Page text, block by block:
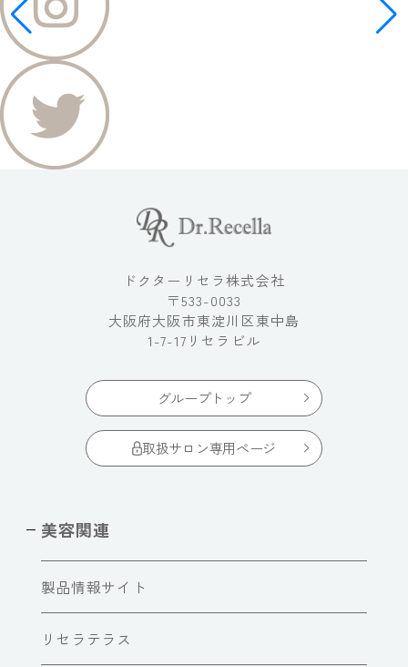
ドクターリセラ株式会社
〒533-0033
大阪府大阪市東淀川区東中島
1-7-17リセラビル
グループトップ
取扱サロン専用ページ
美容関連
製品情報サイト
リセラテラス